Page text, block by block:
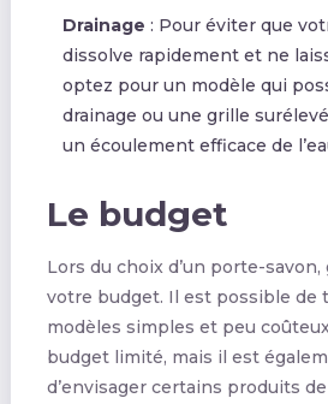
Drainage : Pour éviter que
dissolve rapidement et ne
optez pour un modèle qui
drainage ou une grille
un écoulement efficace de
Le budget
Lors du choix d’un porte-savon,
votre budget. Il est possible de
modèles simples et peu
budget limité, mais il est
d’envisager certains produits